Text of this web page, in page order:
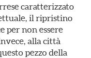
caratterizzato
il ripristino
per non essere
alla città
pezzo della